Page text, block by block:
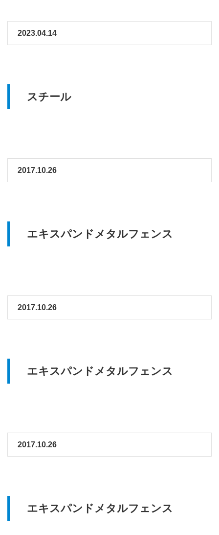
2023.04.14
スチール
2017.10.26
エキスパンドメタルフェンス
2017.10.26
エキスパンドメタルフェンス
2017.10.26
エキスパンドメタルフェンス